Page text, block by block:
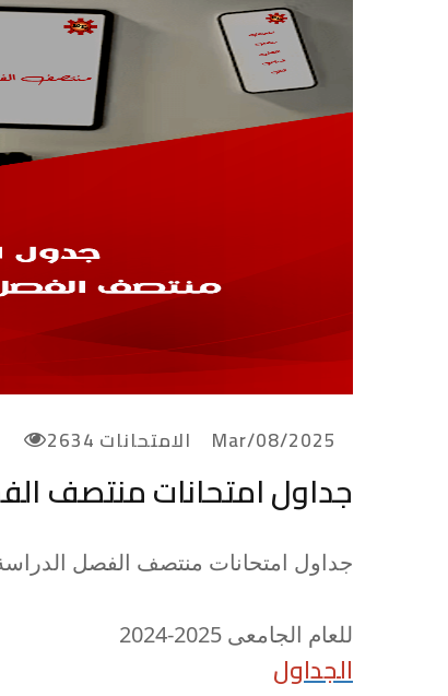
2025/Mar/08 الامتحانات 2634
جداول امتحانات منتصف
جداول امتحانات منتصف الفصل الدراسة
للعام الجامعى 2025-2024
الجداول